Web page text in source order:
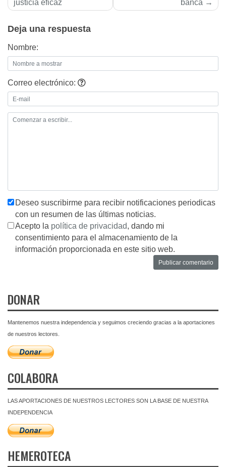
dejusticia eficaz
banca
Deja una respuesta
Nombre:
Correo electrónico:
Deseo suscribirme para recibir notificaciones periodicas
con un resumen de las últimas noticias.
Acepto la política de privacidad, dando mi
consentimiento para el almacenamiento de la
información proporcionada en este sitio web.
DONAR
Mantenemos nuestra independencia y seguimos creciendo gracias a la aportaciones
de nuestros lectores.
COLABORA
LAS APORTACIONES DE NUESTROS LECTORES SON LA BASE DE NUESTRA
INDEPENDENCIA
HEMEROTECA